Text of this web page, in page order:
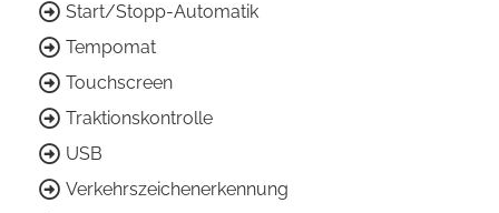
Start/Stopp-Automatik
Tempomat
Touchscreen
Traktionskontrolle
USB
Verkehrszeichenerkennung